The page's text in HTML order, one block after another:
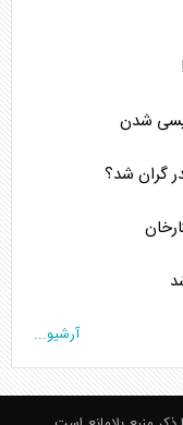
شدن
آرشیو...